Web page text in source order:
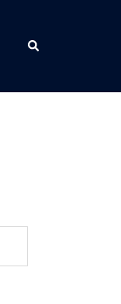
検
索